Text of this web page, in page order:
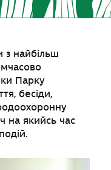
з найбільш
Парку
бесіди,
на якийсь час